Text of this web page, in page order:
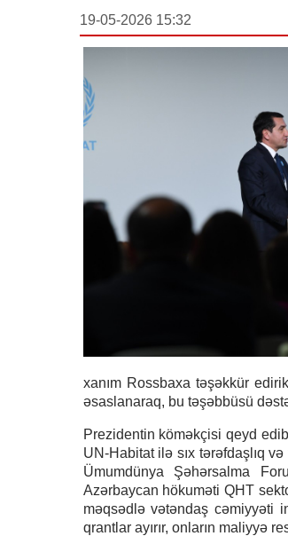
19-05-2026 15:32
xanım Rossbaxa təşəkkür
əsaslanaraq, bu təşəbbüsü
Prezidentin köməkçisi qeyd
UN-Habitat ilə sıx tərəfdaşlıq
Ümumdünya Şəhərsalma
Azərbaycan hökuməti QHT
məqsədlə vətəndaş cəmiyyəti
qrantlar ayırır, onların maliyyə